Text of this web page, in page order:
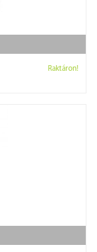
Raktáron!